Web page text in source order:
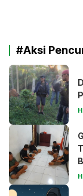
#Aksi